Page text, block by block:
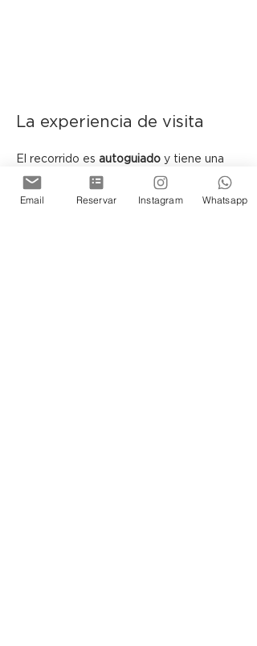
La experiencia de visita
El recorrido es autoguiado y tiene una
duración aproximada de
40 minutos
Email Reservar Instagram Whatsapp